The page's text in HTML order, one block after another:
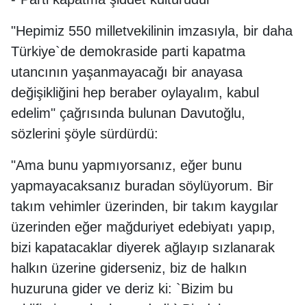
"Hepimiz 550 milletvekilinin imzasıyla, bir daha
Türkiye`de demokraside parti kapatma
utancının yaşanmayacağı bir anayasa
değişikliğini hep beraber oylayalım, kabul
edelim" çağrısında bulunan Davutoğlu,
sözlerini şöyle sürdürdü:
"Ama bunu yapmıyorsanız, eğer bunu
yapmayacaksanız buradan söylüyorum. Bir
takım vehimler üzerinden, bir takım kaygılar
üzerinden eğer mağduriyet edebiyatı yapıp,
bizi kapatacaklar diyerek ağlayıp sızlanarak
halkın üzerine giderseniz, biz de halkın
huzuruna gider ve deriz ki: `Bizim bu